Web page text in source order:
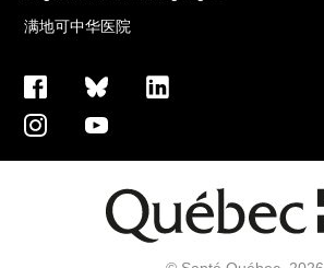
满地可中华医院